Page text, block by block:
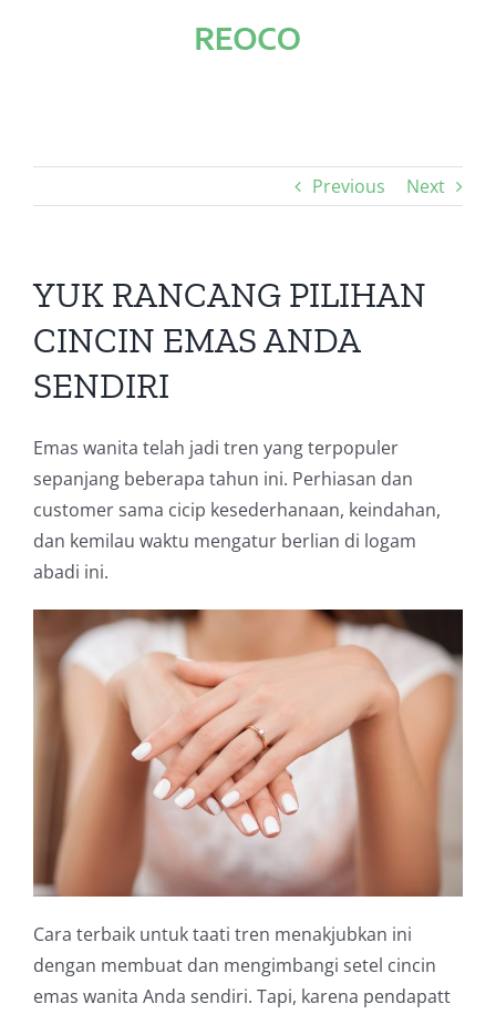
Previous Next
YUK RANCANG PILIHAN
CINCIN EMAS ANDA
SENDIRI
Emas wanita telah jadi tren yang terpopuler
sepanjang beberapa tahun ini. Perhiasan dan
customer sama cicip kesederhanaan, keindahan,
dan kemilau waktu mengatur berlian di logam
abadi ini.
Cara terbaik untuk taati tren menakjubkan ini
dengan membuat dan mengimbangi setel cincin
emas wanita Anda sendiri. Tapi, karena pendapatt